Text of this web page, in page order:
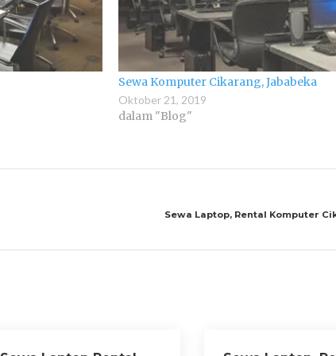
Sewa Komputer Cikarang, Jababeka
Oktober 21, 2019
dalam "Blog"
Sewa Laptop, Rental Komputer